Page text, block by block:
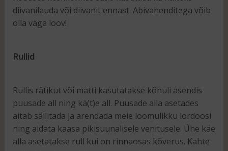
diivanilauda või diivanit ennast. Abivahenditega võib
olla väga loov!
Rullid
Rullis rätikut või matti kasutatakse kõhuli asendis
puusade all ning kä(t)e all. Puusade alla asetades
aitab säilitada ja arendada meie loomulikku lordoosi
ning aidata kaasa pikisuunalisele venitusele. Ühe käe
alla asetatakse rull kui on rinnaosas kõverus. Kahte